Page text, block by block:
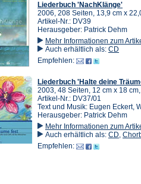
Liederbuch 'NachKlänge'
2006, 208 Seiten, 13,9 cm x
Artikel-Nr.: DV39
Herausgeber: Patrick Dehm
Mehr Informationen zum
Auch erhältlich als: CD
Empfehlen:
Liederbuch 'Halte deine
2003, 48 Seiten, 12 cm x 18
Artikel-Nr.: DV37/01
Text und Musik: Eugen Eckert,
Herausgeber: Patrick Dehm
Mehr Informationen zum
Auch erhältlich als: CD,
Empfehlen: